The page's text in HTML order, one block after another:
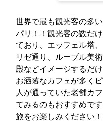
世界で最も観光客の多
パリ！！観光客の数だ
ており、エッフェル塔
リゼ通り、ルーブル美
殿などイメージするだ
お洒落なカフェが多く
人が通っていた老舗カ
てみるのもおすすめで
旅をお楽しみください！